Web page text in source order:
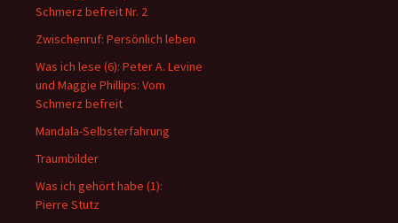
Schmerz befreit Nr. 2
Zwischenruf: Persönlich leben
Was ich lese (6): Peter A. Levine
und Maggie Phillips: Vom
Schmerz befreit
Mandala-Selbsterfahrung
Traumbilder
Was ich gehört habe (1):
Pierre Stutz